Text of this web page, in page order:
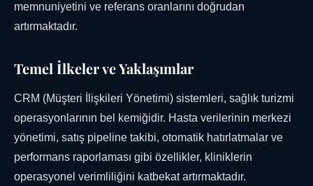
memnuniyetini ve referans oranlarını doğrudan
artırmaktadır.
Temel İlkeler ve Yaklaşımlar
CRM (Müşteri İlişkileri Yönetimi) sistemleri, sağlık turizmi
operasyonlarının bel kemiğidir. Hasta verilerinin merkezi
yönetimi, satış pipeline takibi, otomatik hatırlatmalar ve
performans raporlaması gibi özellikler, kliniklerin
operasyonel verimliliğini katbekat artırmaktadır.